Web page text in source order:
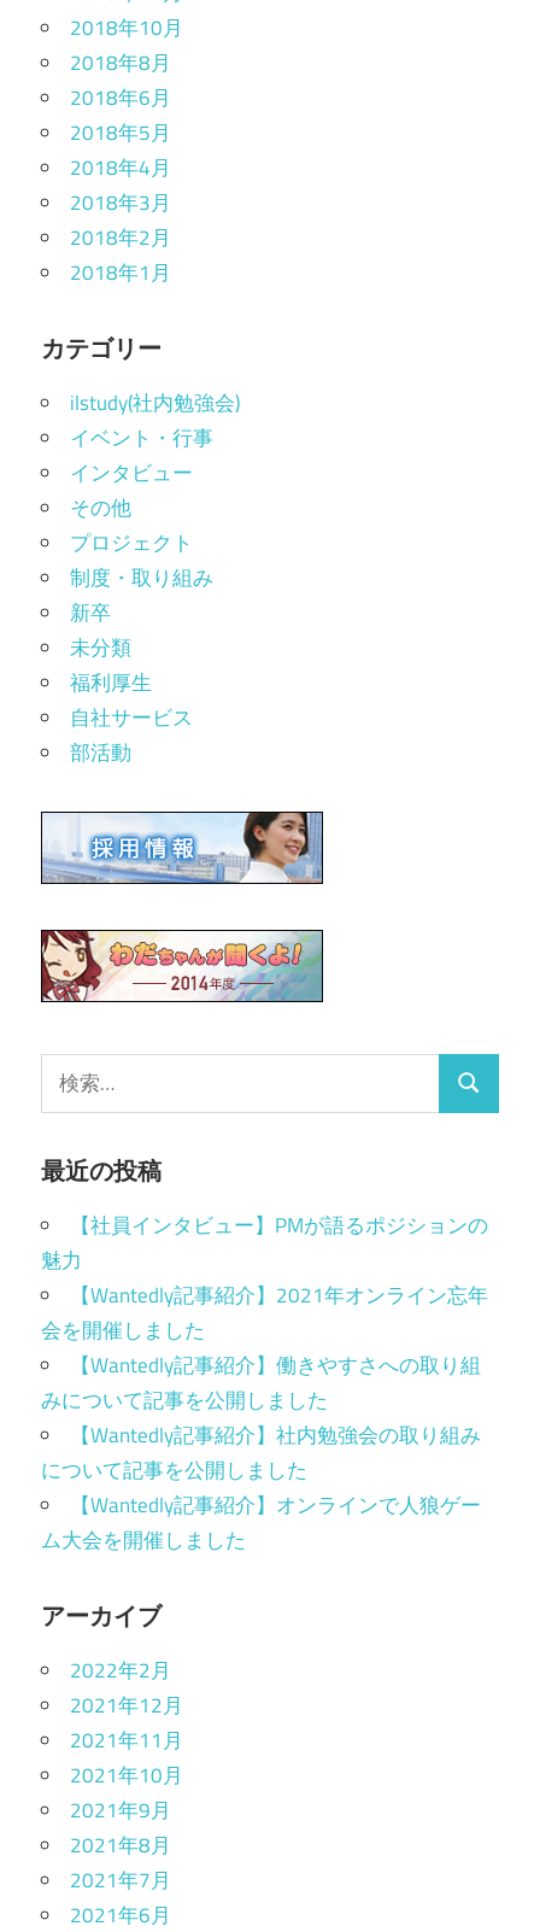
2018年10月
2018年8月
2018年6月
2018年5月
2018年4月
2018年3月
2018年2月
2018年1月
カテゴリー
ilstudy(社内勉強会)
イベント・行事
インタビュー
その他
プロジェクト
制度・取り組み
新卒
未分類
福利厚生
自社サービス
部活動
最近の投稿
【社員インタビュー】PMが語るポジションの
魅力
【Wantedly記事紹介】2021年オンライン忘年
会を開催しました
【Wantedly記事紹介】働きやすさへの取り組
みについて記事を公開しました
【Wantedly記事紹介】社内勉強会の取り組み
について記事を公開しました
【Wantedly記事紹介】オンラインで人狼ゲー
ム大会を開催しました
アーカイブ
2022年2月
2021年12月
2021年11月
2021年10月
2021年9月
2021年8月
2021年7月
2021年6月